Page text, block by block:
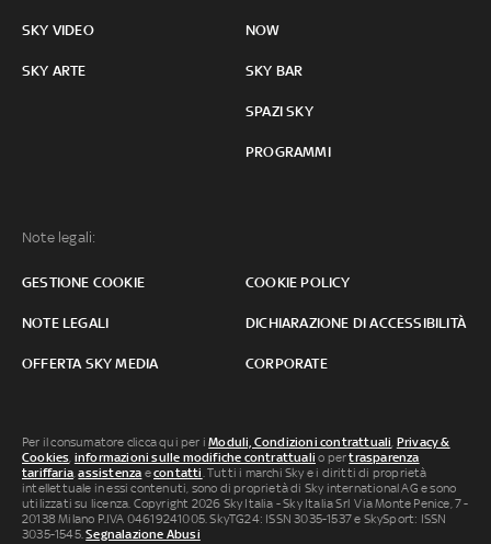
SKY VIDEO
SKY ARTE
NOW
SKY BAR
SPAZI SKY
PROGRAMMI
Note legali:
GESTIONE COOKIE COOKIE POLICY
NOTE LEGALI DICHIARAZIONE DI ACCESSIBILITÀ
OFFERTA SKY MEDIA CORPORATE
Per il consumatore clicca qui per iModuli, Condizioni contrattuali, Privacy &
Cookies, informazioni sulle modifiche contrattuali o pertrasparenza
tariffaria,assistenza econtatti. Tutti i marchi Sky e i diritti di proprietà
intellettuale in essi contenuti, sono di proprietà di Sky international AG e sono
utilizzati su licenza. Copyright 2026 Sky Italia - Sky Italia Srl Via Monte Penice, 7 -
20138 Milano P.IVA 04619241005. SkyTG24: ISSN 3035-1537 e SkySport: ISSN
3035-1545.Segnalazione Abusi